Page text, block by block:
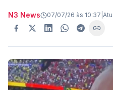
N3 News 07/07/26 às 10:37